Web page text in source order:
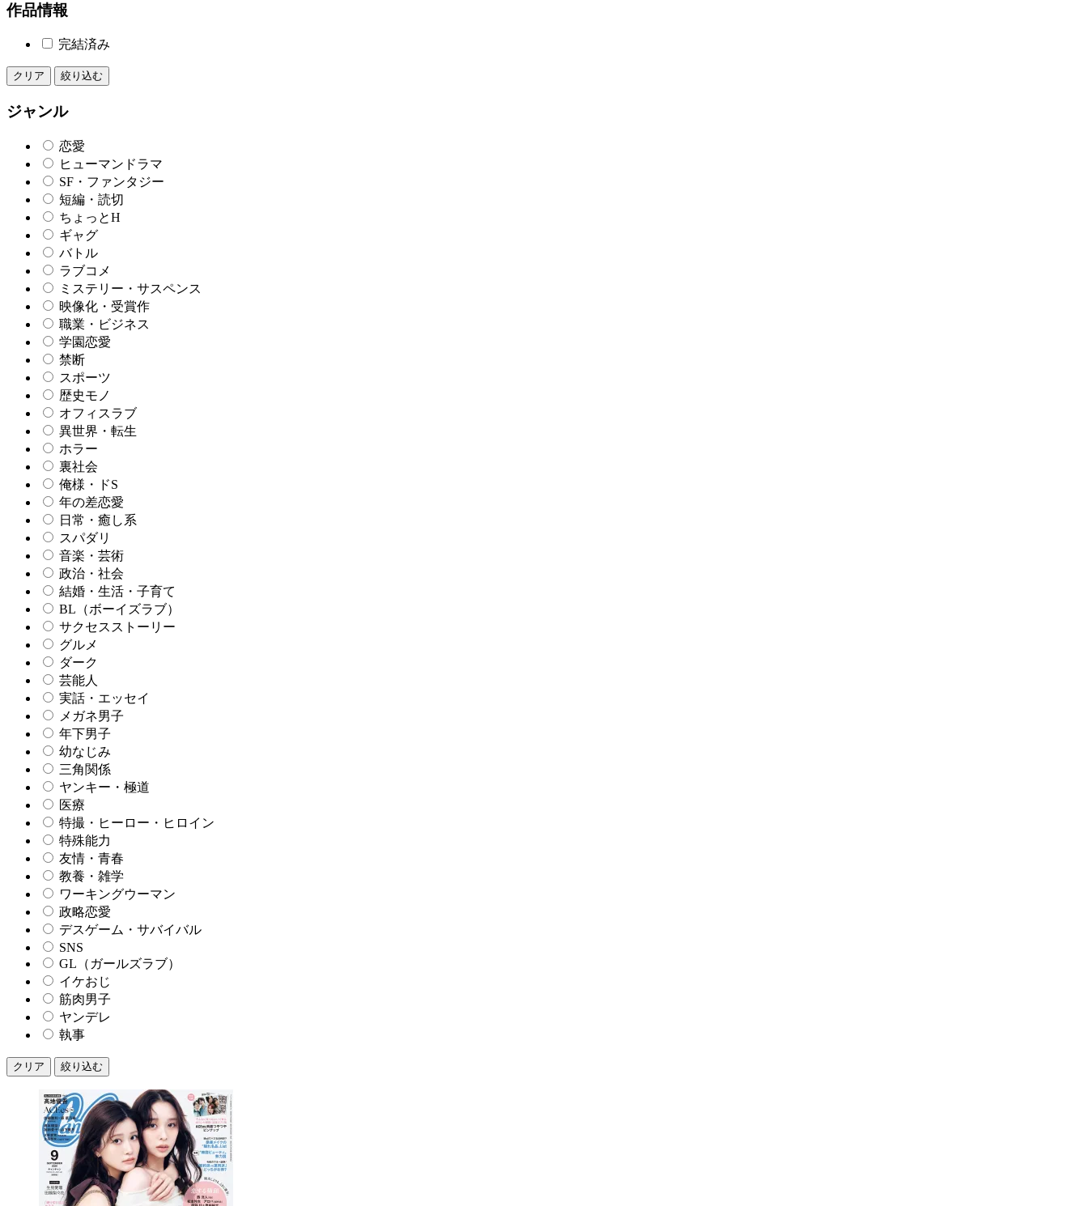
作品情報
完結済み
クリア 絞り込む
ジャンル
恋愛
ヒューマンドラマ
SF・ファンタジー
短編・読切
ちょっとH
ギャグ
バトル
ラブコメ
ミステリー・サスペンス
映像化・受賞作
職業・ビジネス
学園恋愛
禁断
スポーツ
歴史モノ
オフィスラブ
異世界・転生
ホラー
裏社会
俺様・ドS
年の差恋愛
日常・癒し系
スパダリ
音楽・芸術
政治・社会
結婚・生活・子育て
BL（ボーイズラブ）
サクセスストーリー
グルメ
ダーク
芸能人
実話・エッセイ
メガネ男子
年下男子
幼なじみ
三角関係
ヤンキー・極道
医療
特撮・ヒーロー・ヒロイン
特殊能力
友情・青春
教養・雑学
ワーキングウーマン
政略恋愛
デスゲーム・サバイバル
SNS
GL（ガールズラブ）
イケおじ
筋肉男子
ヤンデレ
執事
クリア 絞り込む